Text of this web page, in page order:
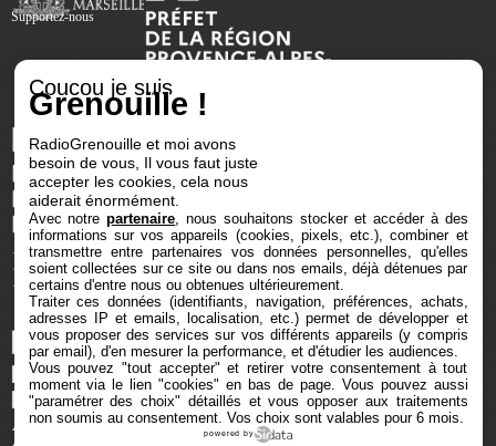
Supportez-nous
Coucou je suis
Grenouille !
RadioGrenouille et moi avons
besoin de vous, Il vous faut juste
accepter les cookies, cela nous
aiderait énormément.
Avec notrepartenaire , nous souhaitons stocker et accéder à des
informations sur vos appareils (cookies, pixels, etc.), combiner et
transmettre entre partenaires vos données personnelles, qu'elles
soient collectées sur ce site ou dans nos emails, déjà détenues par
certains d'entre nous ou obtenues ultérieurement.
Traiter ces données (identifiants, navigation, préférences, achats,
adresses IP et emails, localisation, etc.) permet de développer et
vous proposer des services sur vos différents appareils (y compris
par email), d'en mesurer la performance, et d'étudier les audiences.
Vous pouvez "tout accepter" et retirer votre consentement à tout
moment via le lien "cookies" en bas de page. Vous pouvez aussi
"paramétrer des choix" détaillés et vous opposer aux traitements
non soumis au consentement. Vos choix sont valables pour 6 mois.
powered by